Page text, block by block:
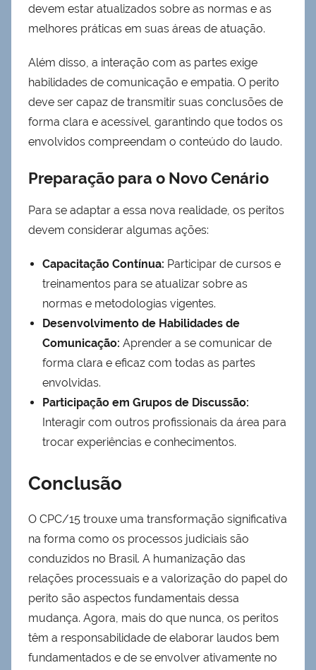
devem estar atualizados sobre as normas e as
melhores práticas em suas áreas de atuação.
Além disso, a interação com as partes exige
habilidades de comunicação e empatia. O perito
deve ser capaz de transmitir suas conclusões de
forma clara e acessível, garantindo que todos os
envolvidos compreendam o conteúdo do laudo.
Preparação para o Novo Cenário
Para se adaptar a essa nova realidade, os peritos
devem considerar algumas ações:
Capacitação Contínua: Participar de cursos e
treinamentos para se atualizar sobre as
normas e metodologias vigentes.
Desenvolvimento de Habilidades de
Comunicação: Aprender a se comunicar de
forma clara e eficaz com todas as partes
envolvidas.
Participação em Grupos de Discussão:
Interagir com outros profissionais da área para
trocar experiências e conhecimentos.
Conclusão
O CPC/15 trouxe uma transformação significativa
na forma como os processos judiciais são
conduzidos no Brasil. A humanização das
relações processuais e a valorização do papel do
perito são aspectos fundamentais dessa
mudança. Agora, mais do que nunca, os peritos
têm a responsabilidade de elaborar laudos bem
fundamentados e de se envolver ativamente no